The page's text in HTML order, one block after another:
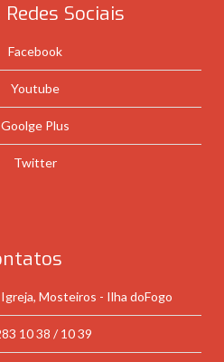
Redes Sociais
Facebook
Youtube
Goolge Plus
Twitter
Igreja, Mosteiros - Ilha doFogo
10 38 / 10 39